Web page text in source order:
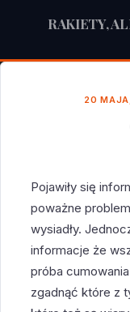
RAKIETY,
20
Pojawiły się
poważne
wysiadły.
informacje że
próba
zgadnąć które z